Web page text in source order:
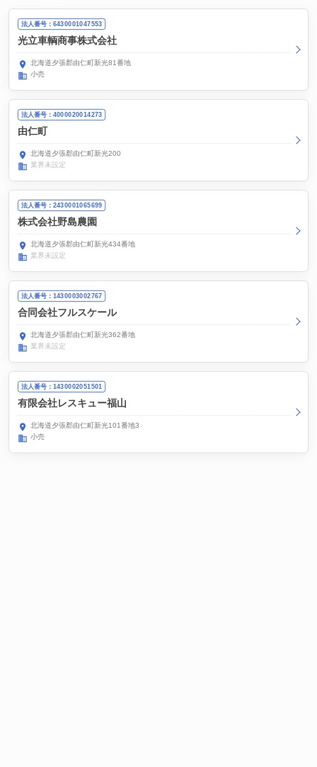
法人番号：6430001047553
光立車輌商事株式会社
北海道夕張郡由仁町新光81番地
小売
法人番号：4000020014273
由仁町
北海道夕張郡由仁町新光200
業界未設定
法人番号：2430001065699
株式会社野島農園
北海道夕張郡由仁町新光434番地
業界未設定
法人番号：1430003002767
合同会社フルスケール
北海道夕張郡由仁町新光362番地
業界未設定
法人番号：1430002051501
有限会社レスキュー福山
北海道夕張郡由仁町新光101番地3
小売